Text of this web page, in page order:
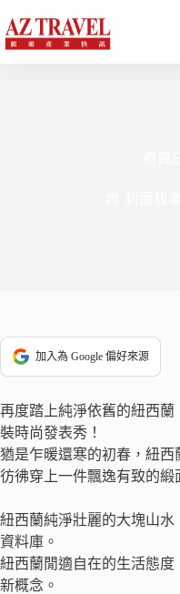
至
主
加入為 Google 偏好來源
再度踏上純淨依舊的紐西
裝時尚發表秀！
猶是乍暖還寒的初春，紐西
彷彿穿上一件飄逸有致的緞
紐西蘭純淨壯麗的大塊山
資料庫。
紐西蘭閒適自在的生活態
新概念。